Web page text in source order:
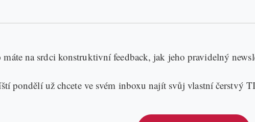
na srdci konstruktivní feedback, jak jeho pravidelný
pondělí už chcete ve svém inboxu najít svůj vlastní čerstvý